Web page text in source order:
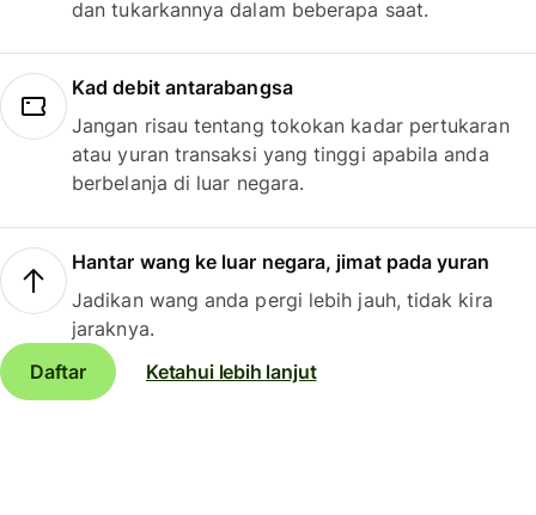
dan tukarkannya dalam beberapa saat.
Kad debit antarabangsa
Jangan risau tentang tokokan kadar pertukaran
atau yuran transaksi yang tinggi apabila anda
berbelanja di luar negara.
Hantar wang ke luar negara, jimat pada yuran
Jadikan wang anda pergi lebih jauh, tidak kira
jaraknya.
Daftar
Ketahui lebih lanjut